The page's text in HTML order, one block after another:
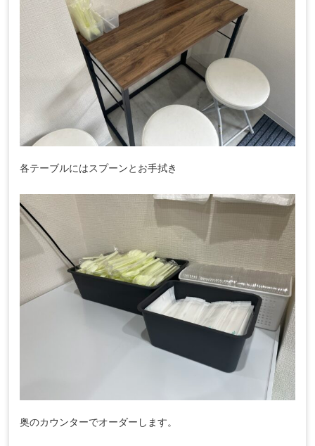
各テーブルにはスプーンとお手拭き
奥のカウンターでオーダーします。